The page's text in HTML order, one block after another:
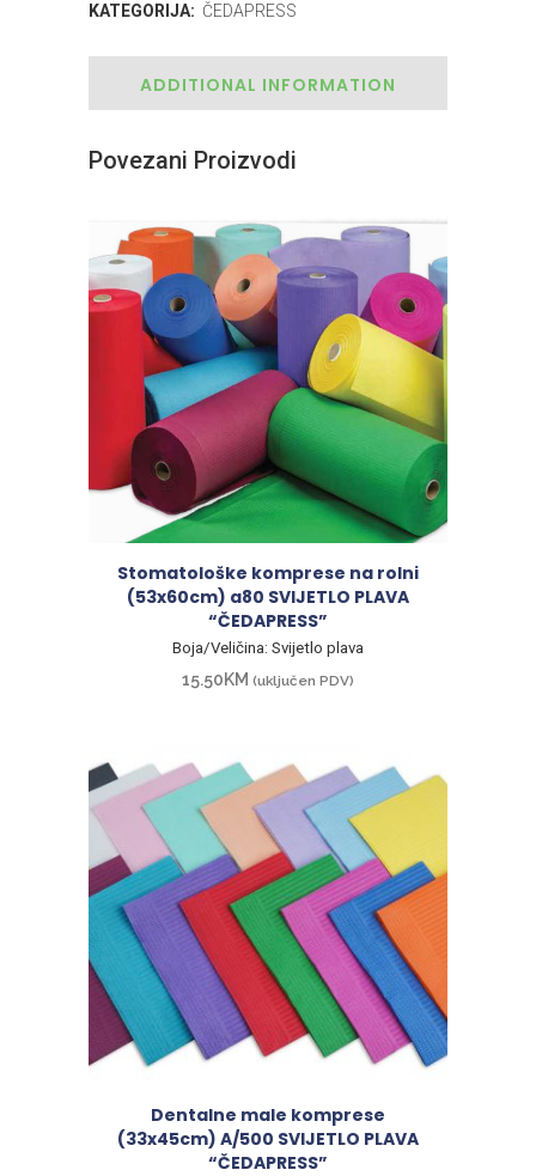
KATEGORIJA: ČEDAPRESS
ADDITIONAL INFORMATION
Povezani Proizvodi
Stomatološke komprese na rolni
(53x60cm) a80 SVIJETLO PLAVA
“ČEDAPRESS”
Boja/Veličina: Svijetlo plava
15.50KM (uključen PDV)
Dentalne male komprese
(33x45cm) A/500 SVIJETLO PLAVA
“ČEDAPRESS”